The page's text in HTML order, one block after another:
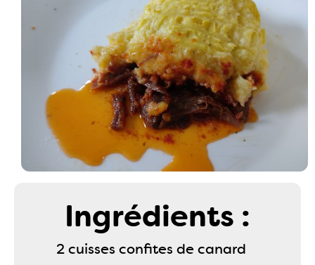
Ingrédients :
2 cuisses confites de canard